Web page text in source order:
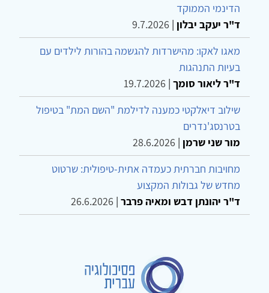
הדינמי הממוקד
ד"ר יעקב יבלון |
9.7.2026
מאגו לאקו: מהישרדות להגשמה בהורות לילדים עם
בעיות התנהגות
ד"ר ליאור סומך |
19.7.2026
שילוב דיאלקטי כמענה לדילמת "השם המת" בטיפול
בטרנסג'נדרים
מור שני שרמן |
28.6.2026
מחויבות חברתית כעמדה אתית-טיפולית: שרטוט
מחדש של גבולות המקצוע
ד"ר יהונתן דבש ומאיה פרבר |
26.6.2026